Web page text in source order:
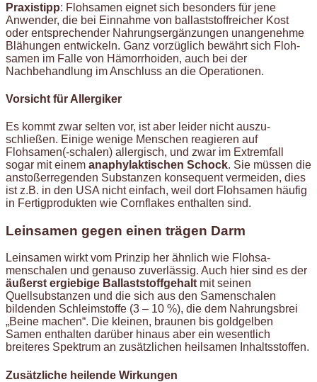
Praxistipp: Flohsamen eignet sich besonders für jene
Anwender, die bei Einnahme von ballaststoffreicher Kost
oder ent­sprechender Nahrungsergänzungen unangenehme
Blähungen entwickeln. Ganz vorzüglich bewährt sich Floh­
samen im Falle von Hämorrhoiden, auch bei der
Nachbehandlung im Anschluss an die Operationen.
Vorsicht für Allergiker
Es kommt zwar selten vor, ist aber leider nicht auszu­
schließen. Einige wenige Menschen reagieren auf
Flohsamen(-schalen) allergisch, und zwar im Extremfall
sogar mit einem anaphylaktischen Schock. Sie müssen die
anstoßerre­genden Substanzen konsequent ver­meiden, dies
ist z.B. in den USA nicht einfach, weil dort Flohsamen häufig
in Fertigprodukten wie Cornflakes enthalten sind.
Leinsamen gegen einen trägen Darm
Leinsamen wirkt vom Prinzip her ähnlich wie Flohsa­
menschalen und genauso zuverlässig. Auch hier sind es der
äußerst ergiebige Ballast­stoffgehalt mit seinen
Quellsubstanzen und die sich aus den Samenschalen
bildenden Schleimstoffe (3 – 10 %), die dem Nahrungs­brei
„Beine machen“. Die kleinen, braunen bis goldgelben
Samen enthalten darüber hinaus aber ein wesentlich
breiteres Spek­trum an zusätzlichen heilsamen Inhaltsstof­fen.
Zusätzliche heilende Wirkungen